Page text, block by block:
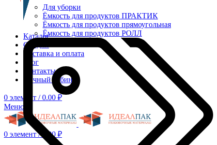
Каталог
Скидки
Доставка и оплата
Блог
Контакты
Личный кабинет
0 элемент / 0.00 ₽
Меню
0 элемент / 0.00 ₽
Для уборки
Ёмкость для продуктов ПРАКТИК
Ёмкость для продуктов прямоугольная
Ёмкость для продуктов РОЛЛ